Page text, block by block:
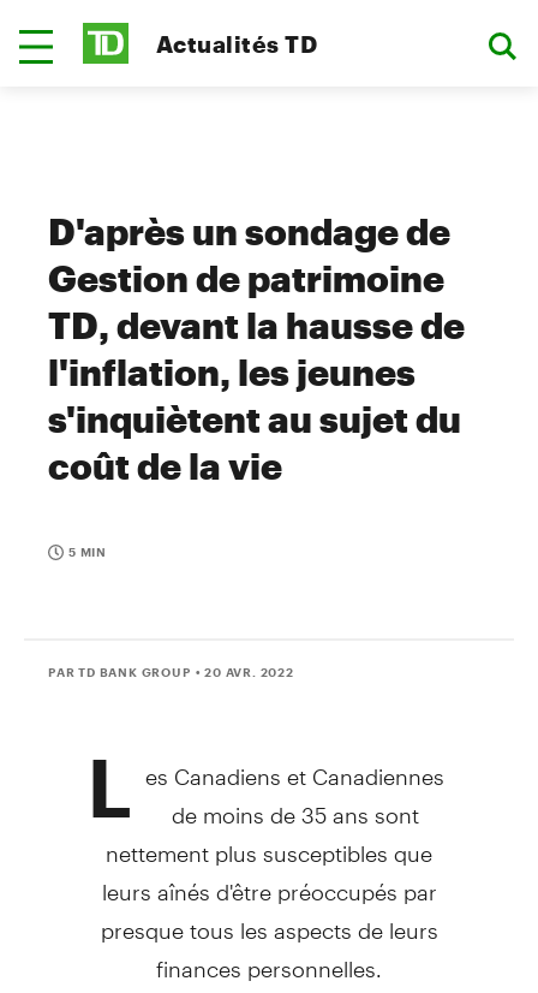
Actualités TD
D'après un sondage de
Gestion de patrimoine
TD, devant la hausse de
l'inflation, les jeunes
s'inquiètent au sujet du
coût de la vie
5 MIN
PAR TD BANK GROUP • 20 AVR. 2022
L es Canadiens et Canadiennes
de moins de 35 ans sont
nettement plus susceptibles que
leurs aînés d'être préoccupés par
presque tous les aspects de leurs
finances personnelles.